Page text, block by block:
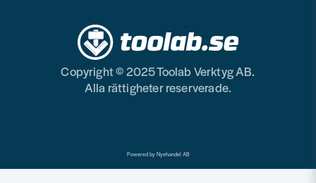
Copyright © 2025 Toolab Verktyg AB.
Alla rättigheter reserverade.
Powered by Nyehandel AB